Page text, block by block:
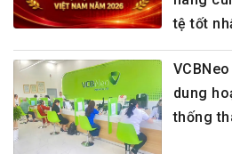
tệ tốt
dung
thống